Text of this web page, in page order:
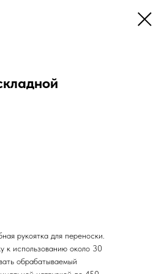
рукоятка для переноски.
к использованию около 30
обрабатываемый